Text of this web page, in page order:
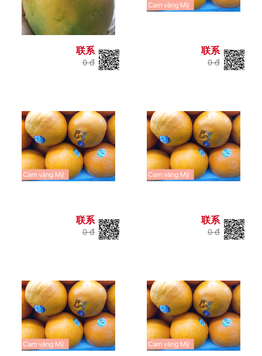
联系
0 đ
联系
0 đ
联系
0 đ
联系
0 đ